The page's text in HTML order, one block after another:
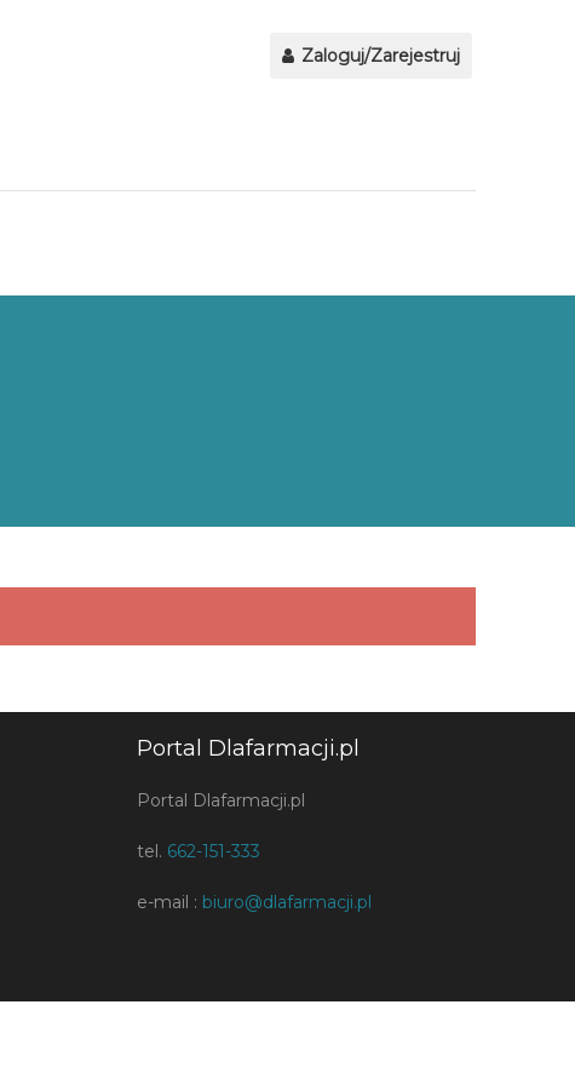
Zaloguj/Zarejestruj
Portal Dlafarmacji.pl
Portal Dlafarmacji.pl
tel. 662-151-333
e-mail : biuro@dlafarmacji.pl